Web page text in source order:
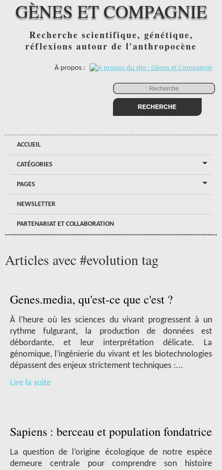
GÈNES ET COMPAGNIE
Recherche scientifique, génétique,
réflexions autour de l'anthropocène
À propos :
ACCUEIL
CATÉGORIES
PAGES
NEWSLETTER
PARTENARIAT ET COLLABORATION
Articles avec #evolution tag
Genes.media, qu'est-ce que c'est ?
À l’heure où les sciences du vivant progressent à un
rythme fulgurant, la production de données est
débordante, et leur interprétation délicate. La
génomique, l’ingénierie du vivant et les biotechnologies
dépassent des enjeux strictement techniques :...
Lire la suite
Sapiens : berceau et population fondatrice
La question de l’origine écologique de notre espèce
demeure centrale pour comprendre son histoire